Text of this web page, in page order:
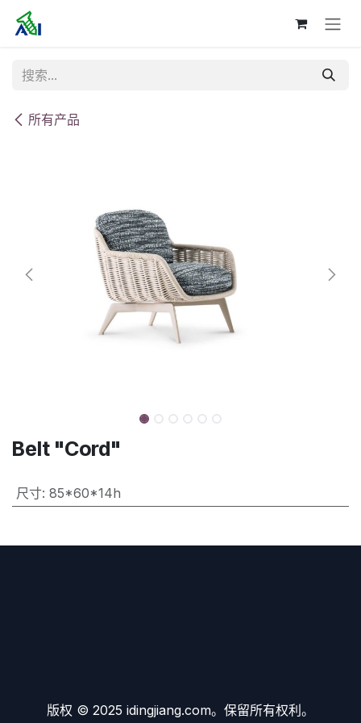
跳至内容
所有产品
Belt "Cord"
尺寸: 85*60*14h
版权 © 2025 idingjiang.com。保留所有权利。